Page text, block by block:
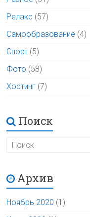
Релакс (57)
Самообразование (4)
Спорт (5)
Фото (58)
Хостинг (7)
Поиск
Архив
Ноябрь 2020 (1)